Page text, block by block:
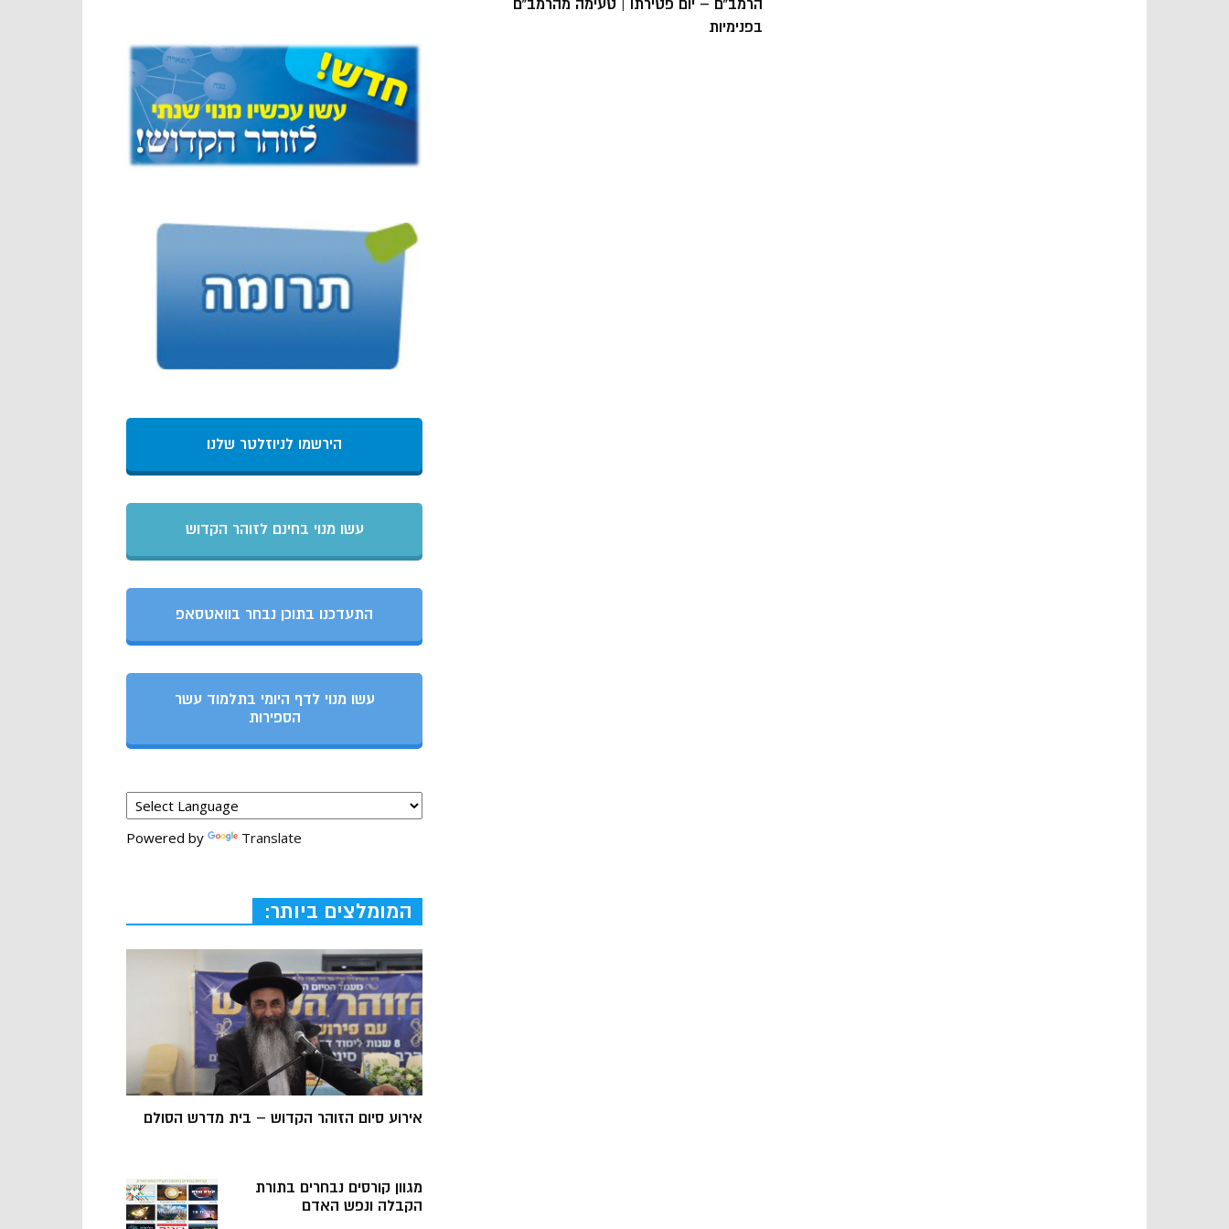
הרמב”ם – יום פטירתו | טעימה מהרמב”ם
בפנימיות
הירשמו לניוזלטר שלנו
עשו מנוי בחינם לזוהר הקדוש
התעדכנו בתוכן נבחר בוואטסאפ
עשו מנוי לדף היומי בתלמוד עשר
הספירות
Powered by Translate
המומלצים ביותר:
אירוע סיום הזוהר הקדוש – בית מדרש הסולם
מגוון קורסים נבחרים בתורת
הקבלה ונפש האדם